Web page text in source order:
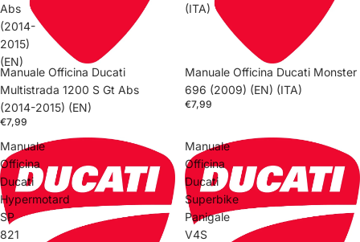
Abs
(2014-
2015)
(EN)
Manuale Officina Ducati
Multistrada 1200 S Gt Abs
(2014-2015) (EN)
€7,99
(ITA)
Manuale Officina Ducati Monster
696 (2009) (EN) (ITA)
€7,99
Manuale
Officina
Ducati
Hypermotard
SP
821
Manuale
Officina
Ducati
Superbike
Panigale
V4S